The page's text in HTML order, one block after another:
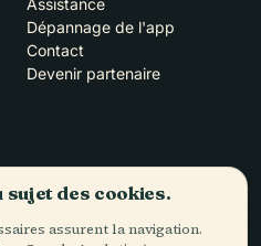
Assistance
Dépannage de l'app
Contact
Devenir partenaire
sujet des cookies.
assurent la navigation.